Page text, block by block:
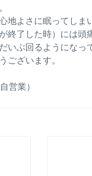
地よさに眠ってしま
終了した時）には頭
いぶ回るようになっ
ございます。
営業）